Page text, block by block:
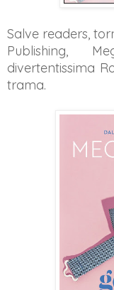
Salve readers,
Publishing,
divertentissima
trama.